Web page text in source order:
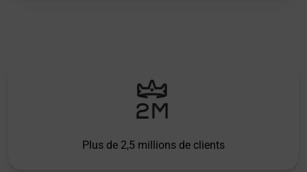
Plus de 2,5 millions de clients